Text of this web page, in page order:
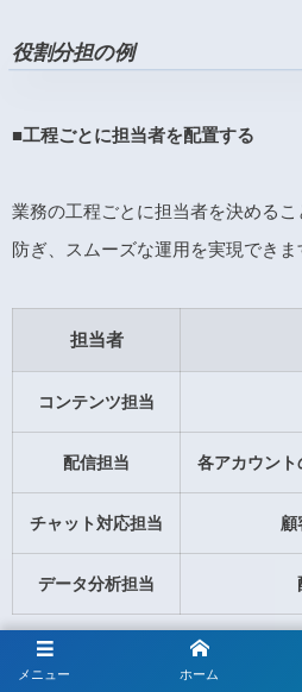
役割分担の例
■工程ごとに担当者を配置する
業務の工程ごとに担当者を決める
防ぎ、スムーズな運用を実現できま
担当者
コンテンツ担当
配信担当 各アカウン
チャット対応担当 顧
データ分析担当
■アカウントごとで担当者を分ける
メニュー ホーム